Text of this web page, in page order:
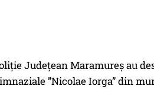
Județean Maramureș au
”Nicolae Iorga” din